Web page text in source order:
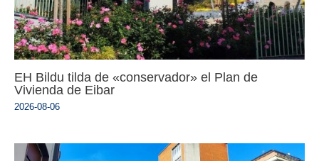
EH Bildu tilda de «conservador» el Plan de
Vivienda de Eibar
2026-08-06